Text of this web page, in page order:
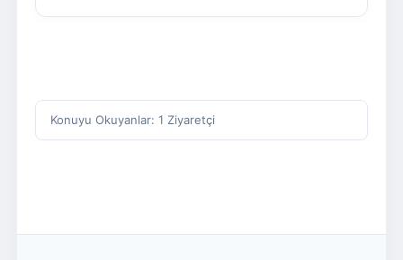
Konuyu Okuyanlar: 1 Ziyaretçi